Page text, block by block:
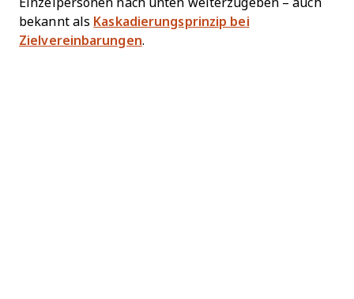
Einzelpersonen nach unten weiterzugeben – auch
bekannt als Kaskadierungsprinzip bei
Zielvereinbarungen.